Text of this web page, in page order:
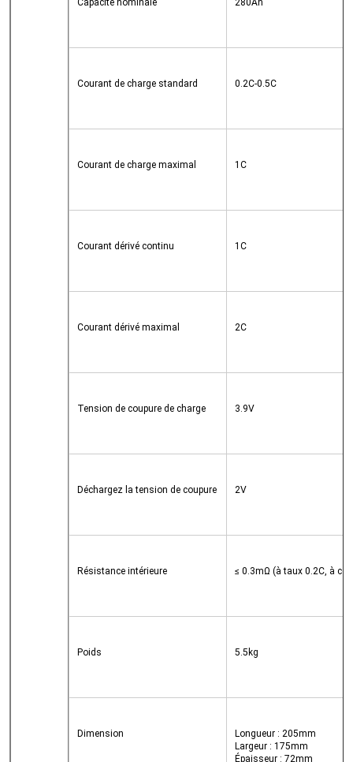
Courant de charge standard 0.2C-0.5C
Courant de charge maximal 1C
Courant dérivé continu 1C
Courant dérivé maximal 2C
Tension de coupure de charge 3.9V
Déchargez la tension de coupure 2V
Résistance intérieure ≤ 0.3mΩ (à taux 0.2C, à
Poids 5.5kg
Dimension
Longueur : 205mm
Largeur : 175mm
Épaisseur : 72mm